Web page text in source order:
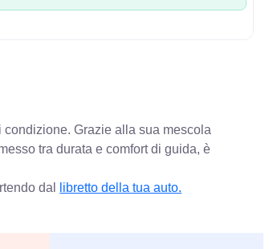
Grazie alla sua mescola
tra durata e comfort di guida, è
dal libretto della tua auto.